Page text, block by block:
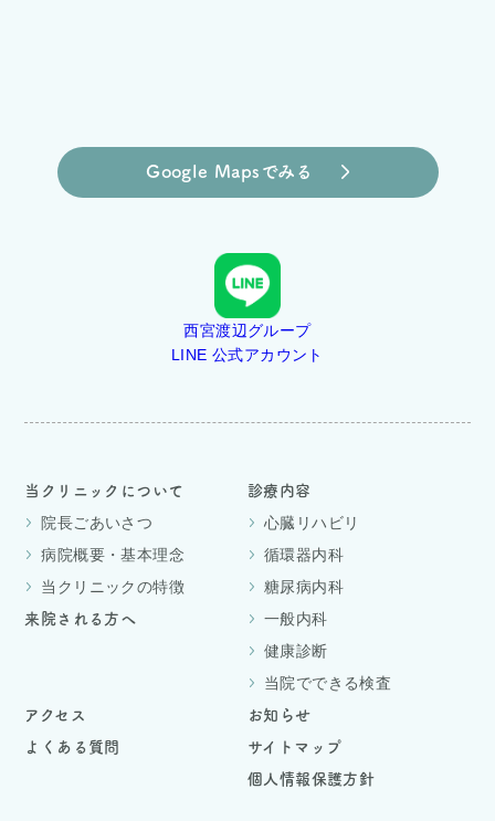
Google Mapsでみる
西宮渡辺グループ
LINE 公式アカウント
当クリニックについて
院長ごあいさつ
病院概要・基本理念
当クリニックの特徴
来院される方へ
診療内容
心臓リハビリ
循環器内科
糖尿病内科
一般内科
健康診断
当院でできる検査
アクセス
よくある質問
お知らせ
サイトマップ
個人情報保護方針